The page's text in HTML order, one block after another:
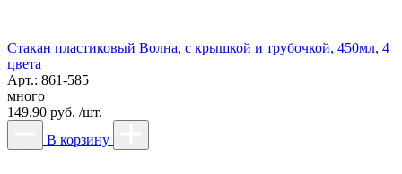
Стакан пластиковый Волна, с крышкой и трубочкой, 450мл, 4
цвета
Арт.: 861-585
много
149.90 руб. /шт.
В корзину